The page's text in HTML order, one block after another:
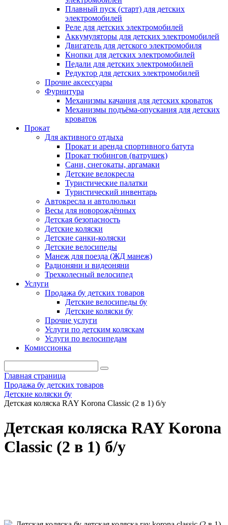
Плавный пуск (старт) для детских
электромобилей
Реле для детских электромобилей
Аккумуляторы для детских электромобилей
Двигатель для детского электромобиля
Кнопки для детских электромобилей
Педали для детских электромобилей
Редуктор для детских электромобилей
Прочие аксессуары
Фурнитура
Механизмы качания для детских кроваток
Механизмы подъёма-опускания для детских
кроваток
Прокат
Для активного отдыха
Прокат и аренда спортивного батута
Прокат тюбингов (ватрушек)
Сани, снегокаты, аргамаки
Детские велокресла
Туристические палатки
Туристический инвентарь
Автокресла и автолюльки
Весы для новорождённых
Детская безопасность
Детские коляски
Детские санки-коляски
Детские велосипеды
Манеж для поезда (ЖД манеж)
Радионяни и видеоняни
Трехколесный велосипед
Услуги
Продажа бу детских товаров
Детские велосипеды бу
Детские коляски бу
Прочие услуги
Услуги по детским коляскам
Услуги по велосипедам
Комиссионка
Главная страница
Продажа бу детских товаров
Детские коляски бу
Детская коляска RAY Korona Classic (2 в 1) б/у
Детская коляска RAY Korona
Classic (2 в 1) б/у